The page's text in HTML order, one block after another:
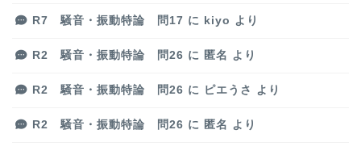
R7 騒音・振動特論 問17 に kiyo より
R2 騒音・振動特論 問26 に 匿名 より
R2 騒音・振動特論 問26 に ピエうさ より
R2 騒音・振動特論 問26 に 匿名 より